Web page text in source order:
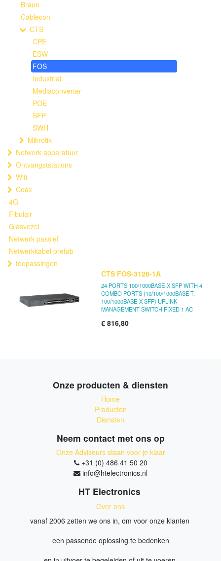
Braun
Cablecon
CTS
CPE
ESW
FOS
Industrial
Mediaconverter
POE
SFP
SWH
Mikrotik
Netwerk apparatuur
Ontvangststations
Wifi
Coax
4G
Fibulair
Glasvezel
Netwerk passief
Netwerkkabel prefab
toepassingen
CTS FOS-3128-1A
24 PORTS 100/1000BASE-X SFP WITH 4
COMBO PORTS (10/100/1000BASE-T,
100/1000BASE-X SFP) UPLINK
MANAGEMENT SWITCH FIXED 1 AC
€ 816,80
Onze producten & diensten
Home
Producten
Diensten
Neem contact met ons op
Onze Adviseurs staan voor je klaar
+31 (0) 486 41 50 20
info@htelectronics.nl
HT Electronics
Over ons
vanaf 2006 zetten we ons in, om voor onze klanten
een passende oplossing te bedenken